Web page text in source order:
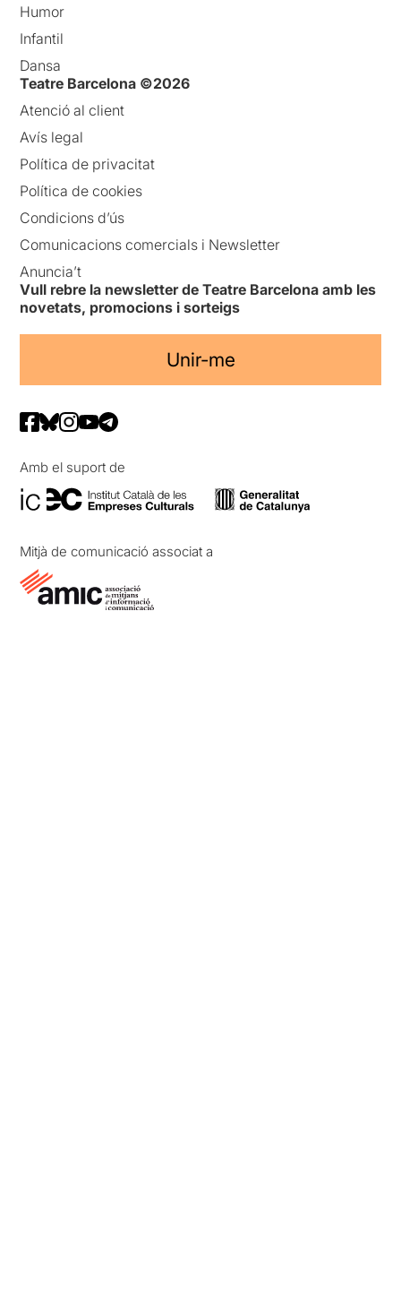
Humor
Infantil
Dansa
Teatre Barcelona ©2026
Atenció al client
Avís legal
Política de privacitat
Política de cookies
Condicions d’ús
Comunicacions comercials i Newsletter
Anuncia’t
Vull rebre la newsletter de Teatre Barcelona amb les
novetats, promocions i sorteigs
Unir-me
Amb el suport de
Mitjà de comunicació associat a